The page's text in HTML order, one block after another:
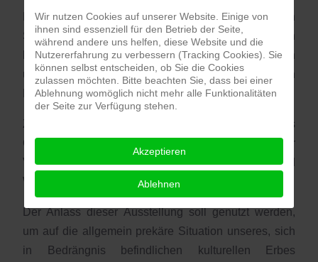
Beim Stöbern in den eigenen Beständen ist Erich
Spitzbart auf ein Konvolut von künstlerisch
hochwertigen Dokumentationen von Bauernhäusern
und Zimmermannsarbeiten gestoßen, geschaffen von
Hugo von Preen in der Zwischenkriegszeit.
Zur Ergänzung für eine kleine Präsentation hat das
OÖLM themengleiche Arbeiten von Max Kislinger zur
Verfügung gestellt. Herzlichen Dank dafür an Alfred
Weidinger und Thekla Weissengruber!
Der Anlass dieser Ausstellung soll genutzt werden,
um auf die allgemein prekäre Situation unseres, sich
in Bedrängnis befindlichen kulturellen Erbes
Wir nutzen Cookies auf unserer Website. Einige von
ihnen sind essenziell für den Betrieb der Seite,
während andere uns helfen, diese Website und die
Nutzererfahrung zu verbessern (Tracking Cookies). Sie
können selbst entscheiden, ob Sie die Cookies
zulassen möchten. Bitte beachten Sie, dass bei einer
Ablehnung womöglich nicht mehr alle Funktionalitäten
der Seite zur Verfügung stehen.
Akzeptieren
Ablehnen